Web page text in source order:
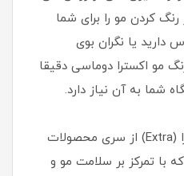
کردن مو را برای شما
دارید یا نگران بوی
مو اکسترا دوماسی دقیقا
شما به آن نیاز دارد.
رنگ مو دوماسی مدل اکسترا (Extra) از سری محصولات
با تمرکز بر سلامت مو و